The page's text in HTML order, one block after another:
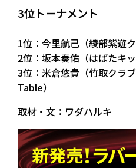
3位トーナメント
1位：今里航己（綾部紫遊ク
2位：坂本奏佑（はばたキッ
3位：米倉悠貴（竹取クラ
Table）
取材・文：ワダハルキ